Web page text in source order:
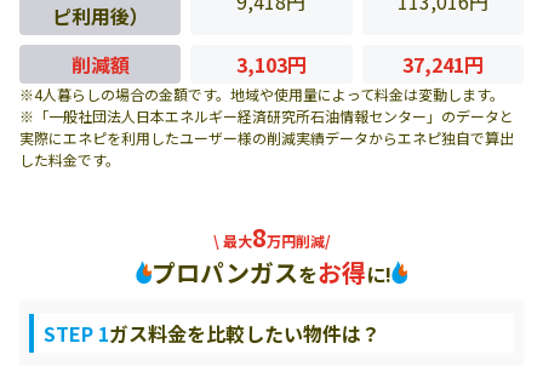
ピ利用後）
削減額 3,103円 37,241円
※4人暮らしの場合の金額です。地域や使用量によって料金は変動します。
※「一般社団法人日本エネルギー経済研究所石油情報センター」のデータと
実際にエネピを利用したユーザー様の削減実績データからエネピ独自で算出
した料金です。
\ 最大8万円削減/
プロパンガスをお得に!
STEP 1ガス料金を比較したい物件は？